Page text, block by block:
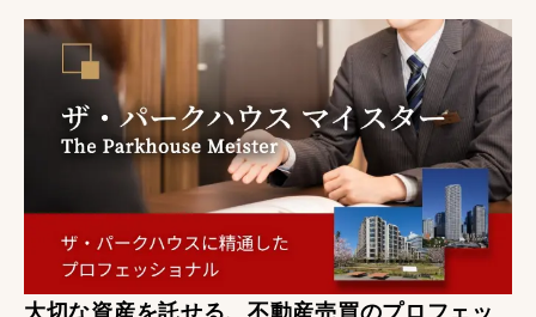
大切な資産を託せる、不動産売買のプロフェッ